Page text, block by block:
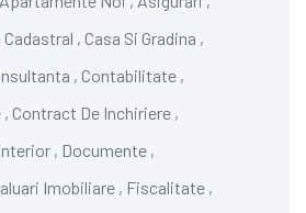
Cadastral , Casa Si Gradina ,
, Contabilitate ,
, Contract De Inchiriere ,
, Documente ,
Imobiliare , Fiscalitate ,